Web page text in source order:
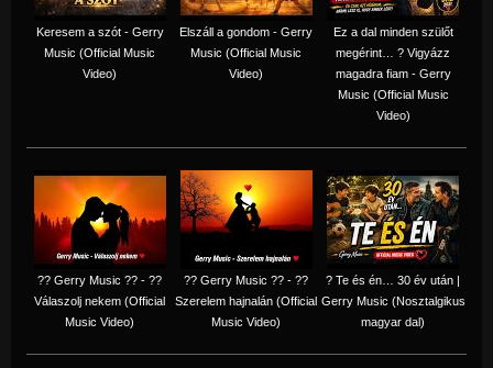
Keresem a szót - Gerry
Music (Official Music
Video)
Elszáll a gondom - Gerry
Music (Official Music
Video)
Ez a dal minden szülőt
megérint… ? Vigyázz
magadra fiam - Gerry
Music (Official Music
Video)
?? Gerry Music ?? - ??
Válaszolj nekem (Official
Music Video)
?? Gerry Music ?? - ??
Szerelem hajnalán (Official
Music Video)
? Te és én… 30 év után |
Gerry Music (Nosztalgikus
magyar dal)